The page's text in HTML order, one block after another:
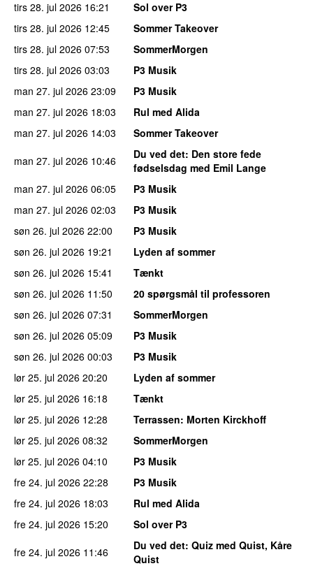
tirs 28. jul 2026 16:21
Sol over P3
tirs 28. jul 2026 12:45
Sommer Takeover
tirs 28. jul 2026 07:53
SommerMorgen
tirs 28. jul 2026 03:03
P3 Musik
man 27. jul 2026 23:09
P3 Musik
man 27. jul 2026 18:03
Rul med Alida
man 27. jul 2026 14:03
Sommer Takeover
man 27. jul 2026 10:46 Du ved det: Den store fede
fødselsdag med Emil Lange
man 27. jul 2026 06:05
P3 Musik
man 27. jul 2026 02:03
P3 Musik
søn 26. jul 2026 22:00
P3 Musik
søn 26. jul 2026 19:21
Lyden af sommer
søn 26. jul 2026 15:41
Tænkt
søn 26. jul 2026 11:50
20 spørgsmål til professoren
søn 26. jul 2026 07:31
SommerMorgen
søn 26. jul 2026 05:09
P3 Musik
søn 26. jul 2026 00:03
P3 Musik
lør 25. jul 2026 20:20
Lyden af sommer
lør 25. jul 2026 16:18
Tænkt
lør 25. jul 2026 12:28 Terrassen: Morten Kirckhoff
lør 25. jul 2026 08:32
SommerMorgen
lør 25. jul 2026 04:10
P3 Musik
fre 24. jul 2026 22:28
P3 Musik
fre 24. jul 2026 18:03
Rul med Alida
fre 24. jul 2026 15:20
Sol over P3
fre 24. jul 2026 11:46 Du ved det: Quiz med Quist, Kåre
Quist